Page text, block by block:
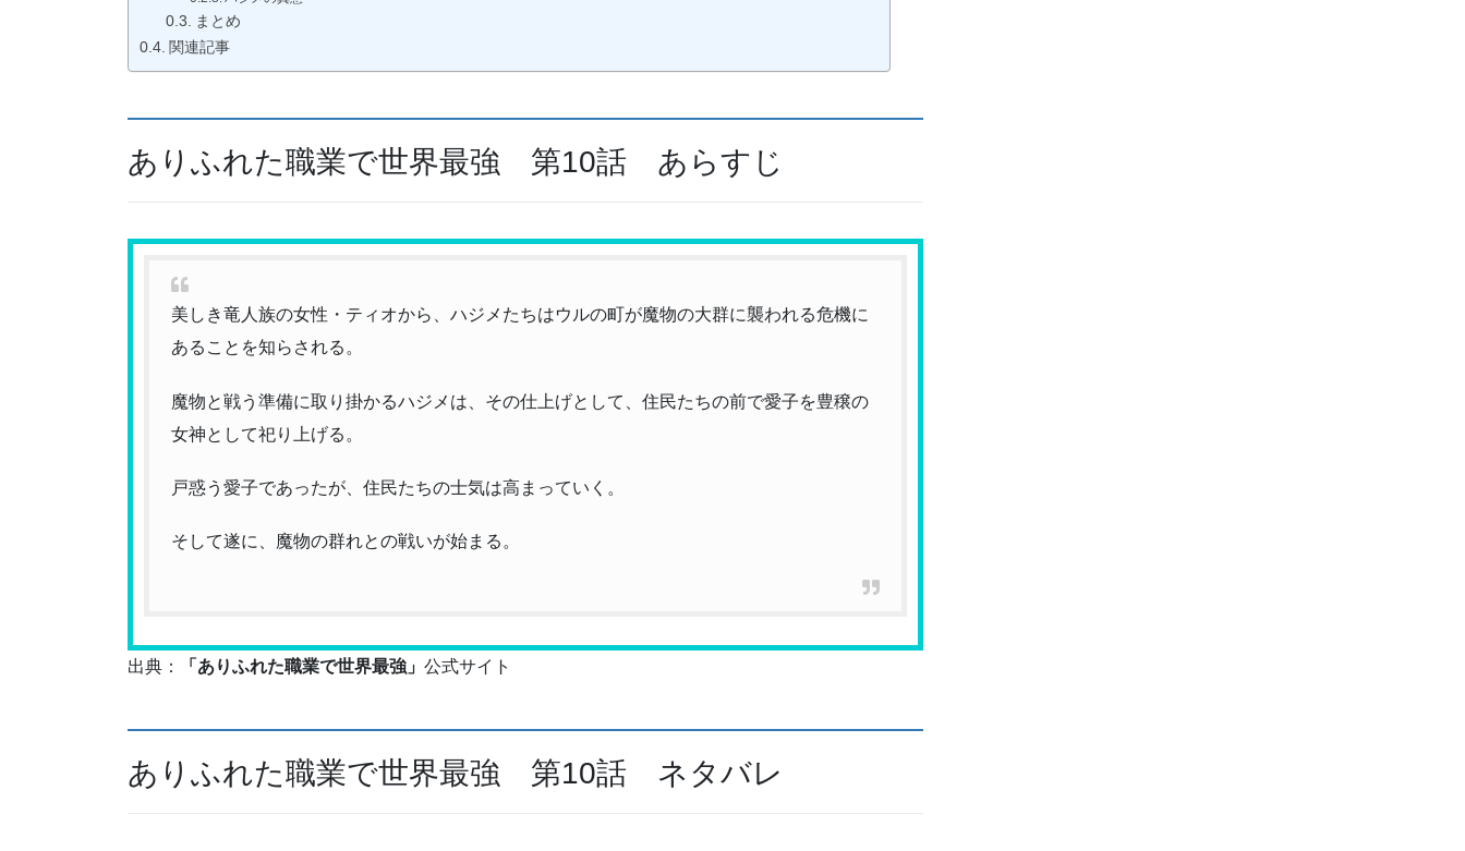
まとめ
関連記事
ありふれた職業で世界最強 第10話 あらすじ
美しき竜人族の女性・ティオから、ハジメたちはウルの町が魔物の大群に襲われる危機に
あることを知らされる。
魔物と戦う準備に取り掛かるハジメは、その仕上げとして、住民たちの前で愛子を豊穣の
女神として祀り上げる。
戸惑う愛子であったが、住民たちの士気は高まっていく。
そして遂に、魔物の群れとの戦いが始まる。
出典： 「ありふれた職業で世界最強」 公式サイト
ありふれた職業で世界最強 第10話 ネタバレ